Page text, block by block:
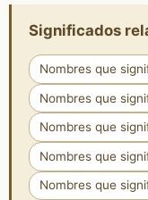
Significados
Nombres que
Nombres que
Nombres que
Nombres que
Nombres que